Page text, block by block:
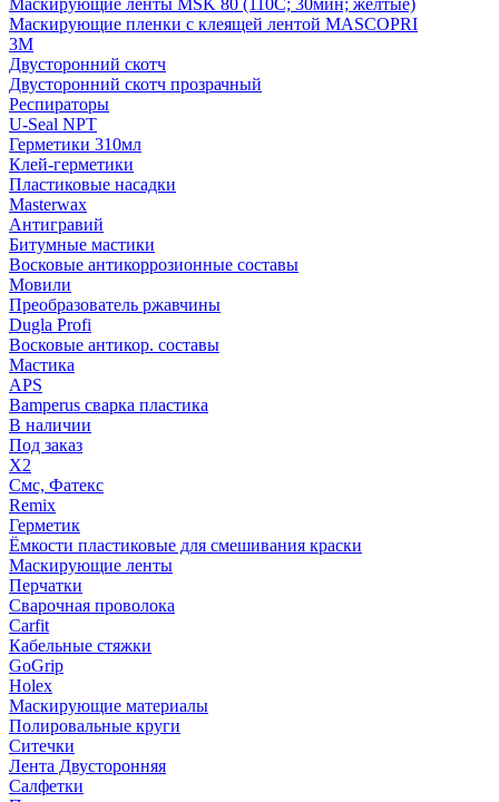
Маскирующие ленты MSK 80 (110С; 30мин; желтые)
Маскирующие пленки с клеящей лентой MASCOPRI
3M
Двусторонний скотч
Двусторонний скотч прозрачный
Респираторы
U-Seal NPT
Герметики 310мл
Клей-герметики
Пластиковые насадки
Masterwax
Антигравий
Битумные мастики
Восковые антикоррозионные составы
Мовили
Преобразователь ржавчины
Dugla Profi
Восковые антикор. составы
Мастика
APS
Bamperus сварка пластика
В наличии
Под заказ
X2
Смс, Фатекс
Remix
Герметик
Ёмкости пластиковые для смешивания краски
Маскирующие ленты
Перчатки
Сварочная проволока
Carfit
Кабельные стяжки
GoGrip
Holex
Маскирующие материалы
Полировальные круги
Ситечки
Лента Двусторонняя
Салфетки